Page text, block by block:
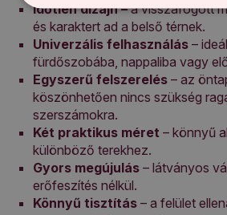
Időtlen dizájn –a visszafogott
és karaktert ad a belső térnek.
Univerzális felhasználás –
fürdőszobába, nappaliba vagy
Egyszerű felszerelés – az
köszönhetően nincs szükség
szerszámokra.
Két praktikus méret – könnyű
különböző terekhez.
Gyors megújulás – látványos
erőfeszítés nélkül.
Könnyű tisztítás – a felület